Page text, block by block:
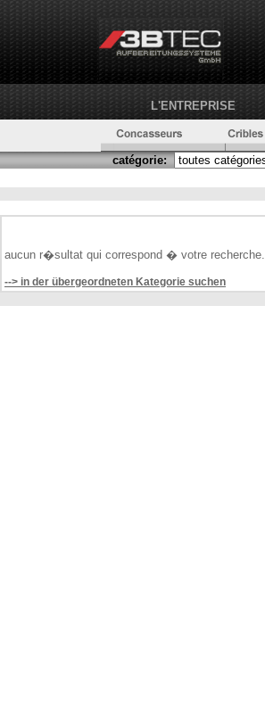
L'ENTREPRISE
catégorie:
aucun r�sultat qui correspond � votre recherche.
--> in der übergeordneten Kategorie suchen